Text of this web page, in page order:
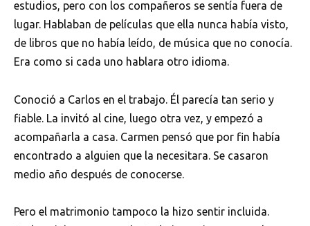
estudios, pero con los compañeros se sentía fuera de
lugar. Hablaban de películas que ella nunca había visto,
de libros que no había leído, de música que no conocía.
Era como si cada uno hablara otro idioma.
Conoció a Carlos en el trabajo. Él parecía tan serio y
fiable. La invitó al cine, luego otra vez, y empezó a
acompañarla a casa. Carmen pensó que por fin había
encontrado a alguien que la necesitara. Se casaron
medio año después de conocerse.
Pero el matrimonio tampoco la hizo sentir incluida.